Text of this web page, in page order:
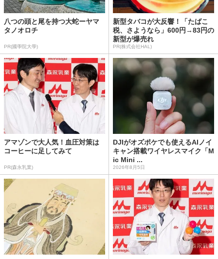
八つの頭と尾を持つ大蛇ーヤマ
タノオロチ
PR(國學院大學)
新型タバコが大反響！「たばこ
税、さようなら」600円→83円の
新型が爆売れ
PR(株式会社HAL)
アマゾンで大人気！血圧対策は
コーヒーに足してみて
PR(森永乳業)
DJIがオズポケでも使えるAIノイ
キャン搭載ワイヤレスマイク「M
ic Mini ...
2026年8月5日